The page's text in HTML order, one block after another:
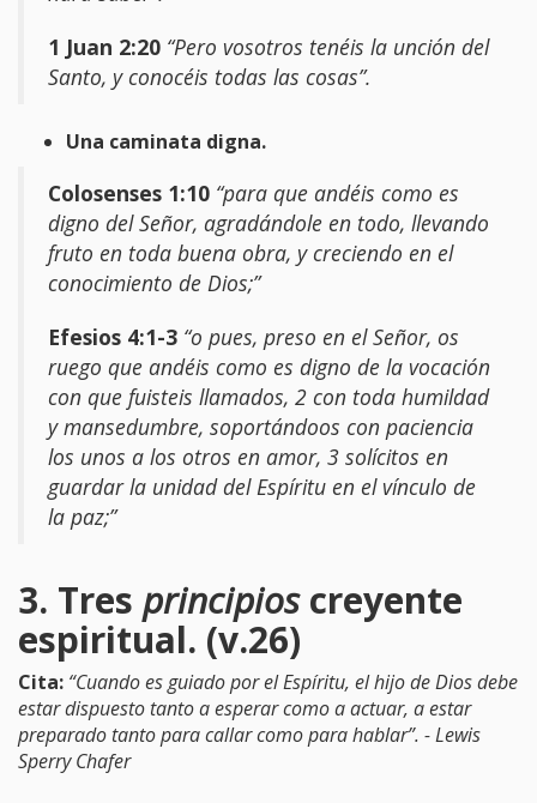
1 Juan 2:20 “Pero vosotros tenéis la unción del
Santo, y conocéis todas las cosas”.
Una caminata digna.
Colosenses 1:10 “para que andéis como es
digno del Señor, agradándole en todo, llevando
fruto en toda buena obra, y creciendo en el
conocimiento de Dios;”
Efesios 4:1-3 “o pues, preso en el Señor, os
ruego que andéis como es digno de la vocación
con que fuisteis llamados, 2 con toda humildad
y mansedumbre, soportándoos con paciencia
los unos a los otros en amor, 3 solícitos en
guardar la unidad del Espíritu en el vínculo de
la paz;”
3. Tres principioscreyente
espiritual. (v.26)
Cita: “Cuando es guiado por el Espíritu, el hijo de Dios debe
estar dispuesto tanto a esperar como a actuar, a estar
preparado tanto para callar como para hablar”. - Lewis
Sperry Chafer